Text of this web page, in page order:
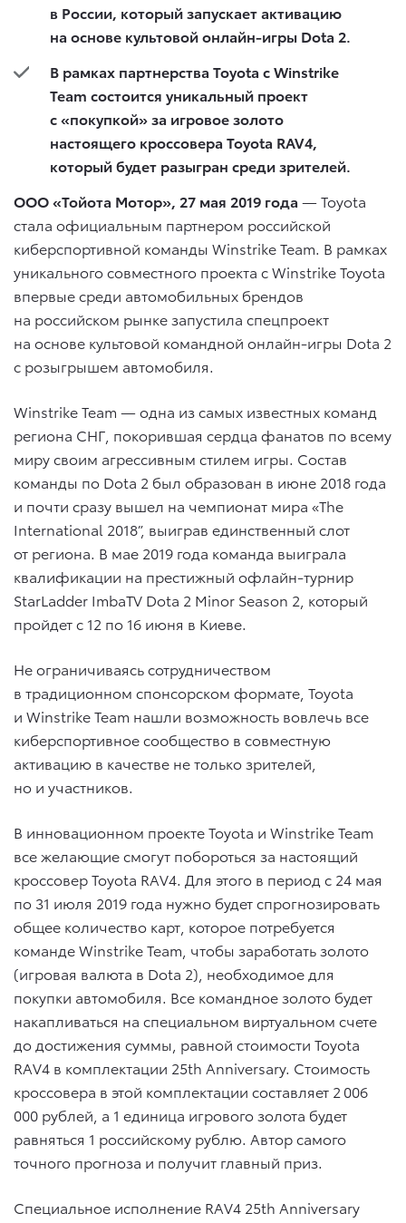
в России, который запускает активацию
на основе культовой онлайн-игры Dota 2.
В рамках партнерства Toyota с Winstrike
Team состоится уникальный проект
с «покупкой» за игровое золото
настоящего кроссовера Toyota RAV4,
который будет разыгран среди зрителей.
ООО «Тойота Мотор», 27 мая 2019 года — Toyota
стала официальным партнером российской
киберспортивной команды Winstrike Team. В рамках
уникального совместного проекта с Winstrike Toyota
впервые среди автомобильных брендов
на российском рынке запустила спецпроект
на основе культовой командной онлайн-игры Dota 2
с розыгрышем автомобиля.
Winstrike Team — одна из самых известных команд
региона СНГ, покорившая сердца фанатов по всему
миру своим агрессивным стилем игры. Состав
команды по Dota 2 был образован в июне 2018 года
и почти сразу вышел на чемпионат мира «The
International 2018”, выиграв единственный слот
от региона. В мае 2019 года команда выиграла
квалификации на престижный офлайн-турнир
StarLadder ImbaTV Dota 2 Minor Season 2, который
пройдет с 12 по 16 июня в Киеве.
Не ограничиваясь сотрудничеством
в традиционном спонсорском формате, Toyota
и Winstrike Team нашли возможность вовлечь все
киберспортивное сообщество в совместную
активацию в качестве не только зрителей,
но и участников.
В инновационном проекте Toyota и Winstrike Team
все желающие смогут побороться за настоящий
кроссовер Toyota RAV4. Для этого в период с 24 мая
по 31 июля 2019 года нужно будет спрогнозировать
общее количество карт, которое потребуется
команде Winstrike Team, чтобы заработать золото
(игровая валюта в Dota 2), необходимое для
покупки автомобиля. Все командное золото будет
накапливаться на специальном виртуальном счете
до достижения суммы, равной стоимости Toyota
RAV4 в комплектации 25th Anniversary. Стоимость
кроссовера в этой комплектации составляет 2 006
000 рублей, а 1 единица игрового золота будет
равняться 1 российскому рублю. Автор самого
точного прогноза и получит главный приз.
Специальное исполнение RAV4 25th Anniversary